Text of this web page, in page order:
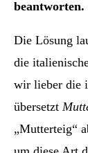
beantworten.
Die Lösung
die
wir lieber die
übersetzt
„Mutterteig“